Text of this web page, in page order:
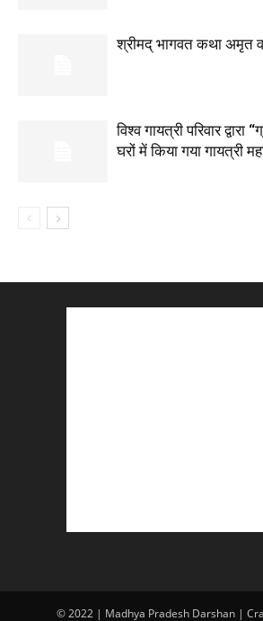
श्रीमद् भागवत कथा अमृत
विश्व गायत्री परिवार
घरों में किया गया गायत्री
© 2022 | Madhya Pradesh Darshan |